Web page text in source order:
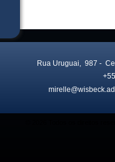
Rua Uruguai, 987 -